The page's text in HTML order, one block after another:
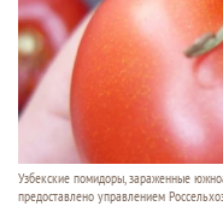
Узбекские помидоры, зараженные
предоставлено управлением